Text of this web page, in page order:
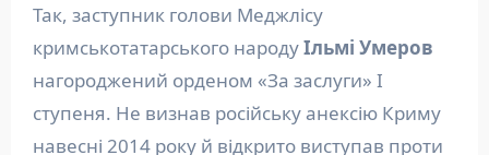
Так, заступник голови Меджлісу
кримськотатарського народуІльмі Умеров
нагороджений орденом «За заслуги» І
ступеня. Не визнав російську анексію Криму
навесні 2014 року й відкрито виступав проти